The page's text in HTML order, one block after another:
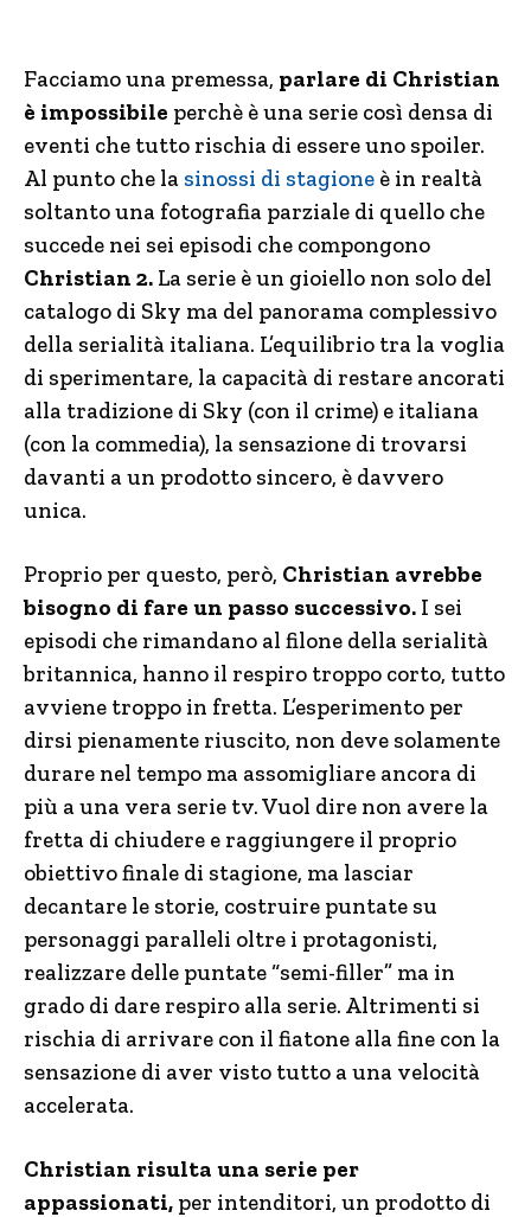
Facciamo una premessa, parlare di Christian
è impossibile perchè è una serie così densa di
eventi che tutto rischia di essere uno spoiler.
Al punto che la sinossi di stagione è in realtà
soltanto una fotografia parziale di quello che
succede nei sei episodi che compongono
Christian 2. La serie è un gioiello non solo del
catalogo di Sky ma del panorama complessivo
della serialità italiana. L’equilibrio tra la voglia
di sperimentare, la capacità di restare ancorati
alla tradizione di Sky (con il crime) e italiana
(con la commedia), la sensazione di trovarsi
davanti a un prodotto sincero, è davvero
unica.
Proprio per questo, però, Christian avrebbe
bisogno di fare un passo successivo. I sei
episodi che rimandano al filone della serialità
britannica, hanno il respiro troppo corto, tutto
avviene troppo in fretta. L’esperimento per
dirsi pienamente riuscito, non deve solamente
durare nel tempo ma assomigliare ancora di
più a una vera serie tv. Vuol dire non avere la
fretta di chiudere e raggiungere il proprio
obiettivo finale di stagione, ma lasciar
decantare le storie, costruire puntate su
personaggi paralleli oltre i protagonisti,
realizzare delle puntate “semi-filler” ma in
grado di dare respiro alla serie. Altrimenti si
rischia di arrivare con il fiatone alla fine con la
sensazione di aver visto tutto a una velocità
accelerata.
Christian risulta una serie per
appassionati, per intenditori, un prodotto di